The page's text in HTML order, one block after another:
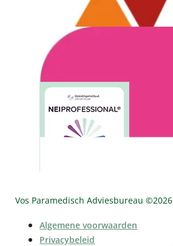
Vos Paramedisch Adviesbureau ©2026
Algemene voorwaarden
Privacybeleid